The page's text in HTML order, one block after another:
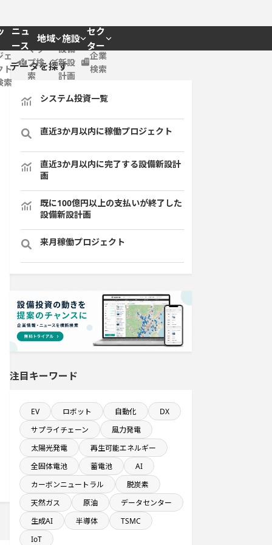
ニュ
ース
地域 施設
セク
ター
ェ
ト
索
マッ
プ検
索
設備
新設
計画
企業
検索
データを探す
システム投資一覧
直近3か月以内に稼働プロジェクト
直近3か月以内に完了する設備新設計
画
既に100億円以上の支払いが終了した
設備新設計画
来月稼働プロジェクト
従業員数が100人以上の企業一覧
直近3か月以内に着工プロジェクト
年間研究開発費が100億円以上の企業
年間設備投資額が100億円以上の企業
一覧
関東地方で投資額10億円以上プロジ
ェクト
稼働から約5年経過プロジェクト
金融・保険事業を営む会社で10億円
以上投資する設備新設計画
注目キーワード
EV ロボット 自動化
DX
サプライチェーン
風力発電
太陽光発電
再生可能エネルギー
全固体電池
蓄電池
AI
カーボンニュートラル
脱炭素
天然ガス
原油
データセンター
生成AI
半導体
TSMC
IoT